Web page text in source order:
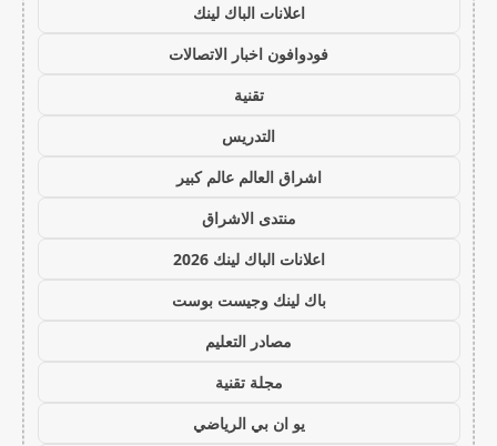
اعلانات الباك لينك
فودوافون اخبار الاتصالات
تقنية
التدريس
اشراق العالم عالم كبير
منتدى الاشراق
اعلانات الباك لينك 2026
باك لينك وجيست بوست
مصادر التعليم
مجلة تقنية
يو ان بي الرياضي